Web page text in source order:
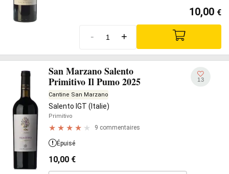
10,00 €
- +
San Marzano Salento
Primitivo Il Pumo 2025
Cantine San Marzano
Salento IGT (Italie)
Primitivo
9 commentaires
13
Épuisé
10,00 €